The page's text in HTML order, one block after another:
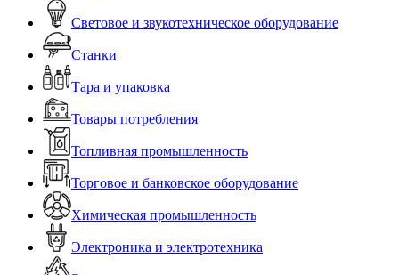
Световое и звукотехническое оборудование
Станки
Тара и упаковка
Товары потребления
Топливная промышленность
Торговое и банковское оборудование
Химическая промышленность
Электроника и электротехника